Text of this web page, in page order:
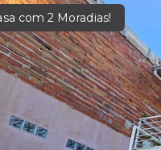
com 2 Moradias!